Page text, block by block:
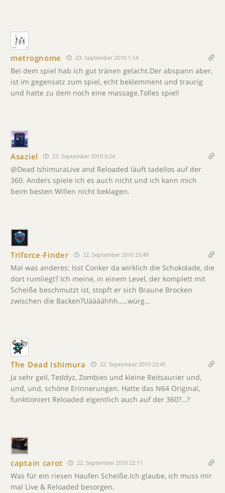
metrognome 23. September 2010 1:14
Bei dem spiel hab ich gut tränen gelacht.Der abspann aber,
ist im gegensatz zum spiel, echt beklemment und traurig
und hatte zu dem noch eine massage.Tolles spiel!
Asaziel 23. September 2010 0:24
@Dead IshimuraLive and Reloaded läuft tadellos auf der
360. Anders spiele ich es auch nicht und ich kann mich
beim besten Willen nicht beklagen.
Triforce-Finder 22. September 2010 23:49
Mal was anderes: Isst Conker da wirklich die Schokolade, die
dort rumliegt? Ich meine, in einem Level, der komplett mit
Scheiße beschmutzt ist, stopft er sich Braune Brocken
zwischen die Backen?Uäääähhh…..würg…
The Dead Ishimura 22. September 2010 23:45
Ja sehr geil, Teddyz, Zombies und kleine Reitsaurier und,
und, und, schöne Erinnerungen. Hatte das N64 Original,
funktioniert Reloaded eigentlich auch auf der 360?…?
captain carot 22. September 2010 22:11
Was für ein riesen Haufen Scheiße.Ich glaube, ich muss mir
mal Live & Reloaded besorgen.